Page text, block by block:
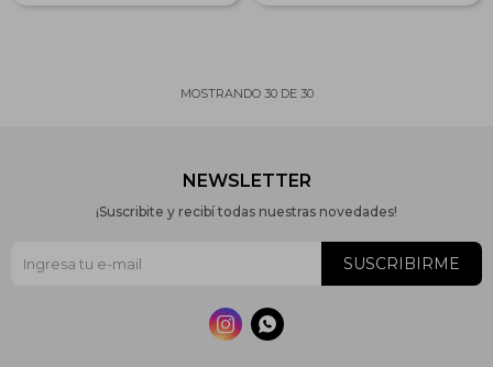
MOSTRANDO 30DE 30
NEWSLETTER
¡Suscribite y recibí todas nuestras novedades!
SUSCRIBIRME
 